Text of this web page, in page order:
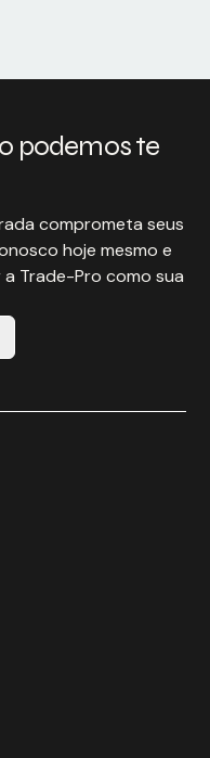
podemos te
comprometa seus
hoje mesmo e
Trade-Pro como sua